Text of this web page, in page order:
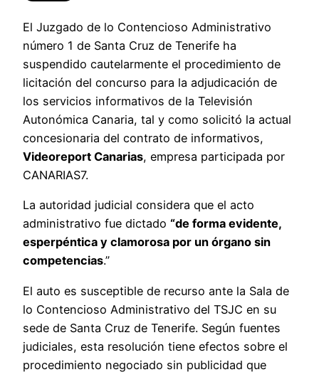
El Juzgado de lo Contencioso Administrativo
número 1 de Santa Cruz de Tenerife ha
suspendido cautelarmente el procedimiento de
licitación del concurso para la adjudicación de
los servicios informativos de la Televisión
Autonómica Canaria, tal y como solicitó la actual
concesionaria del contrato de informativos,
Videoreport Canarias, empresa participada por
CANARIAS7.
La autoridad judicial considera que el acto
administrativo fue dictado “de forma evidente,
esperpéntica y clamorosa por un órgano sin
competencias.”
El auto es susceptible de recurso ante la Sala de
lo Contencioso Administrativo del TSJC en su
sede de Santa Cruz de Tenerife. Según fuentes
judiciales, esta resolución tiene efectos sobre el
procedimiento negociado sin publicidad que